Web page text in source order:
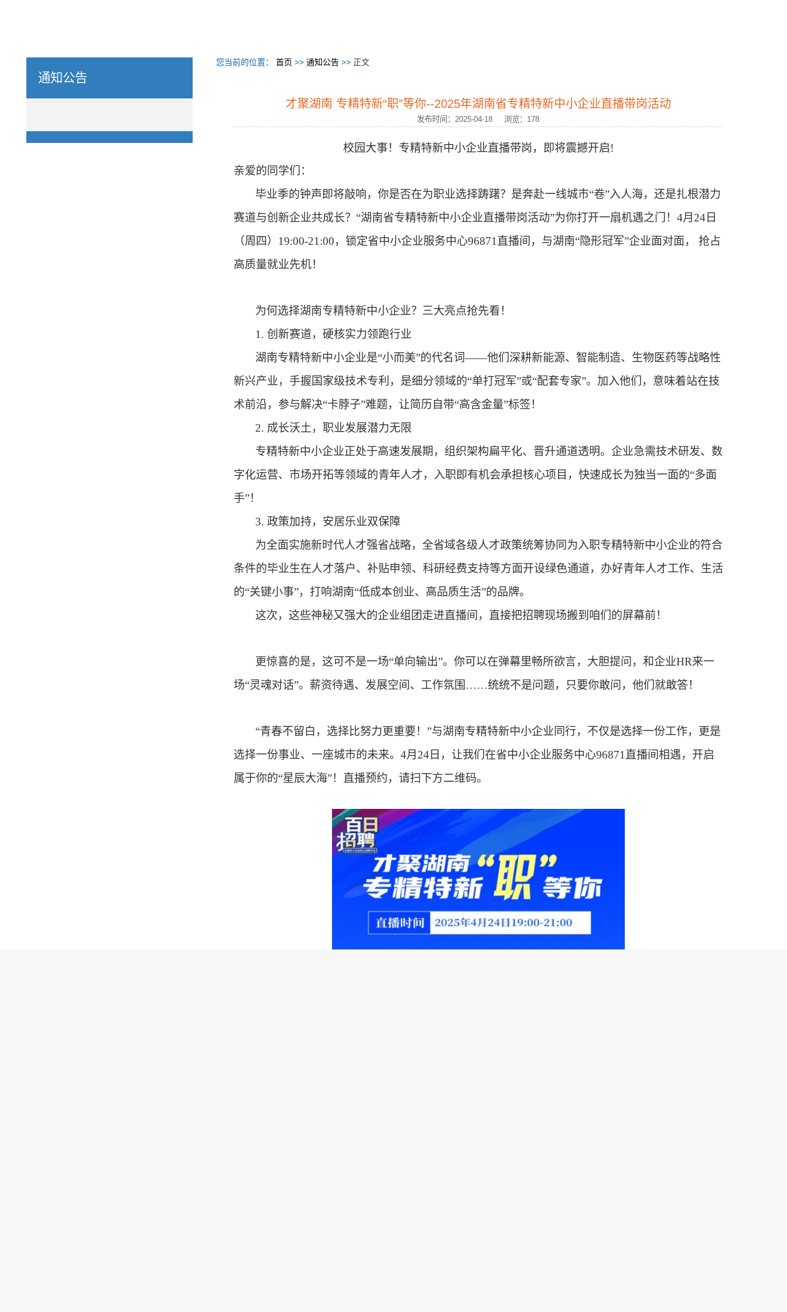
通知公告
您当前的位置： 首页 >> 通知公告>> 正文
才聚湖南 专精特新“职”等你--2025年湖南省专精特新中小企业直播带岗活动
发布时间：2025-04-18 浏览： 178
校园大事！专精特新中小企业直播带岗，即将震撼开启!
亲爱的同学们：
毕业季的钟声即将敲响，你是否在为职业选择踌躇？是奔赴一线城市“卷”入人海，还是扎根潜力
赛道与创新企业共成长？“湖南省专精特新中小企业直播带岗活动”为你打开一扇机遇之门！ 4月 24日
（周四） 19:00-21:00，锁定省中小企业服务中心96871 直播间，与湖南“隐形冠军”企业面对面， 抢占
高质量就业先机！
为何选择湖南专精特新中小企业？三大亮点抢先看！
1. 创新赛道，硬核实力领跑行业
湖南专精特新中小企业是“小而美”的代名词——他们深耕新能源、智能制造、生物医药等战略性
新兴产业，手握国家级技术专利，是细分领域的“单打冠军”或“配套专家”。加入他们，意味着站在技
术前沿，参与解决“卡脖子”难题，让简历自带“高含金量”标签！
2. 成长沃土，职业发展潜力无限
专精特新中小企业正处于高速发展期，组织架构扁平化、晋升通道透明。企业急需技术研发、数
字化运营、市场开拓等领域的青年人才，入职即有机会承担核心项目，快速成长为独当一面的“多面
手”！
3. 政策加持，安居乐业双保障
为全面实施新时代人才强省战略，全省域各级人才政策统筹协同为入职专精特新中小企业的符合
条件的毕业生在人才落户、补贴申领、科研经费支持等方面开设绿色通道，办好青年人才工作、生活
的“关键小事”，打响湖南“低成本创业、高品质生活”的品牌。
这次，这些神秘又强大的企业组团走进直播间，直接把招聘现场搬到咱们的屏幕前！
更惊喜的是，这可不是一场“单向输出”。你可以在弹幕里畅所欲言，大胆提问，和企业HR来一
场“灵魂对话”。薪资待遇、发展空间、工作氛围……统统不是问题，只要你敢问，他们就敢答！
“青春不留白，选择比努力更重要！”与湖南专精特新中小企业同行，不仅是选择一份工作，更是
选择一份事业、一座城市的未来。 4月 24日，让我们在省中小企业服务中心96871 直播间相遇，开启
属于你的“星辰大海”！直播预约，请扫下方二维码。